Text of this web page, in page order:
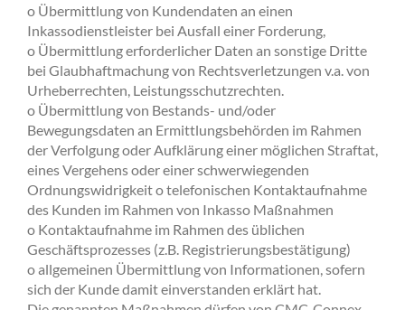
o Übermittlung von Kundendaten an einen
Inkassodienstleister bei Ausfall einer Forderung,
o Übermittlung erforderlicher Daten an sonstige Dritte
bei Glaubhaftmachung von Rechtsverletzungen v.a. von
Urheberrechten, Leistungsschutzrechten.
o Übermittlung von Bestands- und/oder
Bewegungsdaten an Ermittlungsbehörden im Rahmen
der Verfolgung oder Aufklärung einer möglichen Straftat,
eines Vergehens oder einer schwerwiegenden
Ordnungswidrigkeit o telefonischen Kontaktaufnahme
des Kunden im Rahmen von Inkasso Maßnahmen
o Kontaktaufnahme im Rahmen des üblichen
Geschäftsprozesses (z.B. Registrierungsbestätigung)
o allgemeinen Übermittlung von Informationen, sofern
sich der Kunde damit einverstanden erklärt hat.